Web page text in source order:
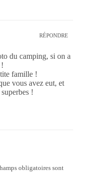
RÉPONDRE
du camping, si on a
famille !
vous avez eut, et
!
obligatoires sont